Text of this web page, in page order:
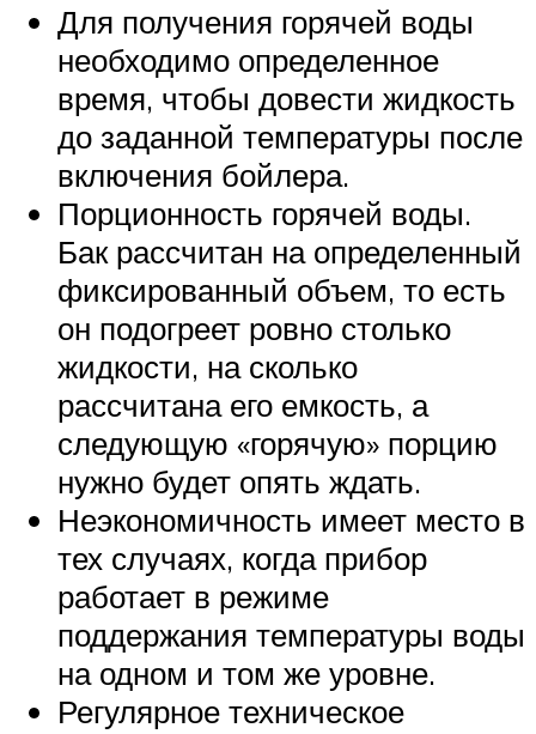
Для получения горячей воды
необходимо определенное
время, чтобы довести жидкость
до заданной температуры после
включения бойлера.
Порционность горячей воды.
Бак рассчитан на определенный
фиксированный объем, то есть
он подогреет ровно столько
жидкости, на сколько
рассчитана его емкость, а
следующую «горячую» порцию
нужно будет опять ждать.
Неэкономичность имеет место в
тех случаях, когда прибор
работает в режиме
поддержания температуры воды
на одном и том же уровне.
Регулярное техническое